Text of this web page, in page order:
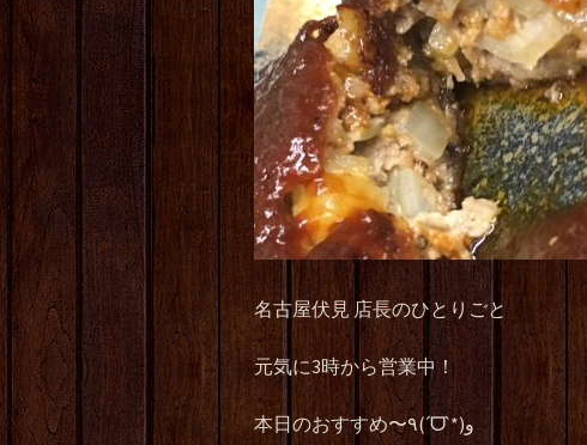
名古屋伏見 店長のひとりごと
元気に3時から営業中！
本日のおすすめ〜٩(ˊᗜˋ*)و